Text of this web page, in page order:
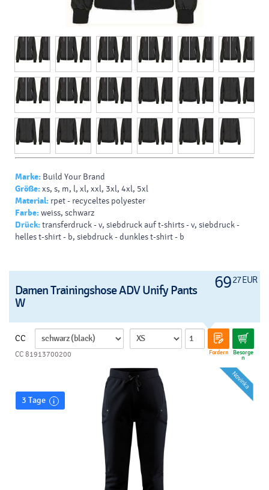
Marke: Build Your Brand
Größe:xs, s, m, l, xl, xxl, 3xl, 4xl, 5xl
Material: rpet - recyceltes polyester
Farbe:weiss, schwarz
Drück:transferdruck - v, siebdruck auf t-shirts - v, siebdruck -
helles t-shirt - b, siebdruck - dunkles t-shirt - b
6927 EUR
Damen Trainingshose ADV Unify Pants
W
CC
Fordern Besorge
n
CC 81913700200
3 Tage